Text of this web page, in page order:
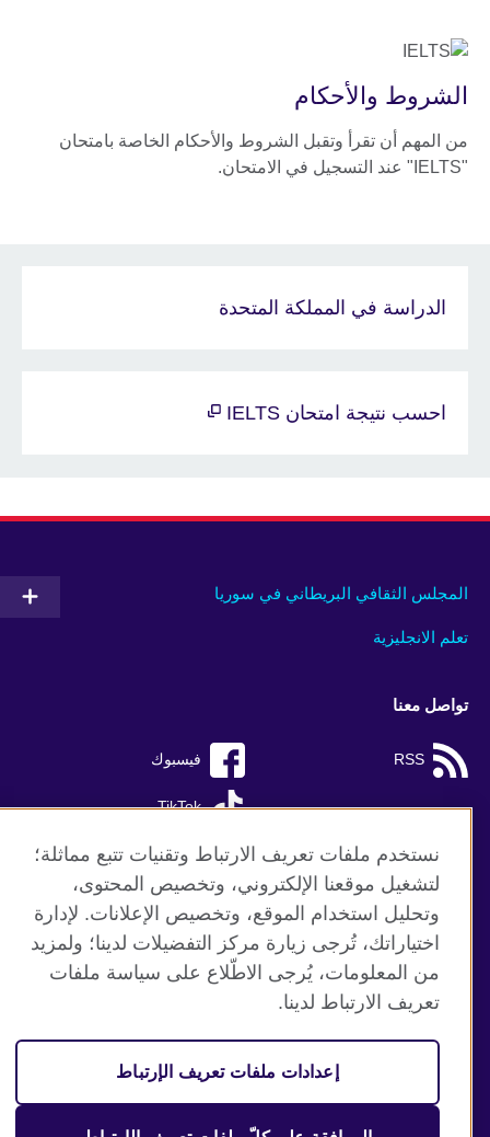
الشروط والأحكام
من المهم أن تقرأ وتقبل الشروط والأحكام الخاصة بامتحان
"IELTS" عند التسجيل في الامتحان.
الدراسة في المملكة المتحدة
احسب نتيجة امتحان IELTS
المجلس الثقافي البريطاني في سوريا
تعلم الانجليزية
تواصل معنا
فيسبوك RSS
TikTok
موقع المجلس الثقافي البريطاني العالمي
الخصوصية وشروط الاستخدام
ملفات تعريف الإرتباط
خريطة الموقع
منظمة المملكة المتحدة الدولية للعلاقات الثقافية والفرص
نستخدم ملفات تعريف الارتباط وتقنيات تتبع مماثلة؛
لتشغيل موقعنا الإلكتروني، وتخصيص المحتوى،
وتحليل استخدام الموقع، وتخصيص الإعلانات. لإدارة
اختياراتك، تُرجى زيارة مركز التفضيلات لدينا؛ ولمزيد
من المعلومات، يُرجى الاطّلاع على سياسة ملفات
تعريف الارتباط لدينا.
إعدادات ملفات تعريف الإرتباط